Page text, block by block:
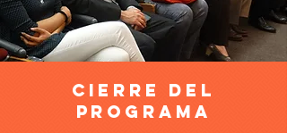
cIERRE DEL
PROGRAMA